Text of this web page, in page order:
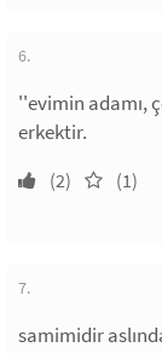
6.
''evimin adamı,
erkektir.
(2) (1)
7.
samimidir